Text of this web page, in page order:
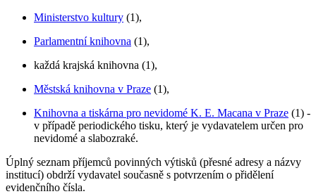
Ministerstvo kultury (1),
Parlamentní knihovna (1),
každá krajská knihovna (1),
Městská knihovna v Praze (1),
Knihovna a tiskárna pro nevidomé K. E. Macana v Praze (1) -
v případě periodického tisku, který je vydavatelem určen pro
nevidomé a slabozraké.
Úplný seznam příjemců povinných výtisků (přesné adresy a názvy
institucí) obdrží vydavatel současně s potvrzením o přidělení
evidenčního čísla.